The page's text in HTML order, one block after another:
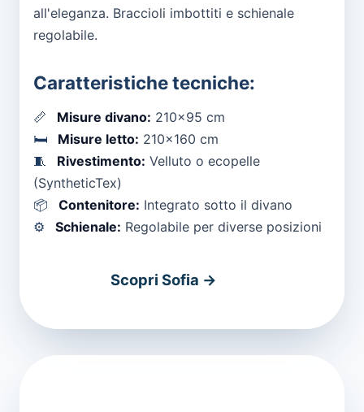
all'eleganza. Braccioli imbottiti e schienale
regolabile.
Caratteristiche tecniche:
📏 Misure divano: 210x95 cm
🛏️
Misure letto: 210x160 cm
🧵
Rivestimento: Velluto o ecopelle
(SyntheticTex)
📦
Contenitore: Integrato sotto il divano
⚙️
Schienale: Regolabile per diverse posizioni
Scopri Sofia →